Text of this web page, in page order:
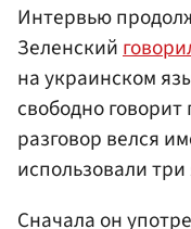
Интервью
Зеленский
на украинском
свободно
разговор велся
использовали
Сначала он